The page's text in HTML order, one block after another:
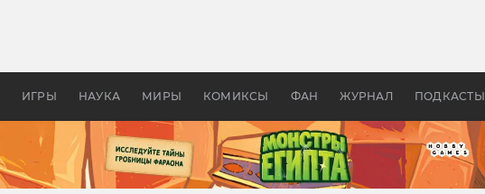
ИГРЫ НАУКА МИРЫ КОМИКСЫ ФАН ЖУРНАЛ ПОДКАСТЫ
бы «Властелина колец»
Древней Грецией